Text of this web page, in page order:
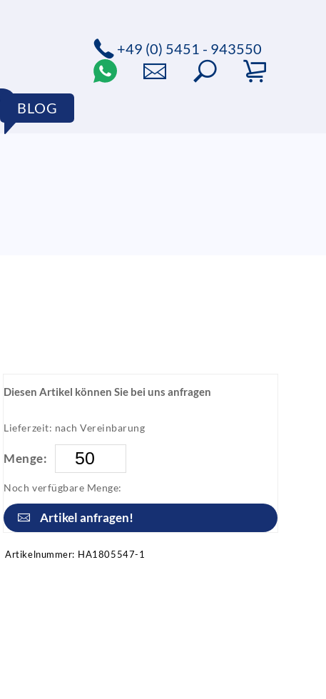
BLOG
+49 (0) 5451 - 943550
Diesen Artikel können Sie bei uns anfragen
Lieferzeit: nach Vereinbarung
Menge:
Noch verfügbare Menge:
Artikel anfragen!
Artikelnummer: HA1805547-1